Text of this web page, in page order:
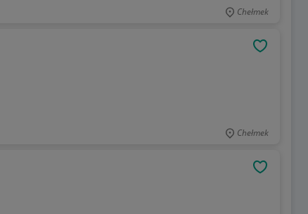
Chełmek
Chełmek